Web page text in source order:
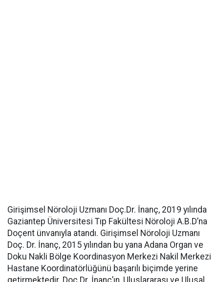
Girişimsel Nöroloji Uzmanı Doç.Dr. İnanç, 2019 yılında
Gaziantep Üniversitesi Tıp Fakültesi Nöroloji A.B.D’na
Doçent ünvanıyla atandı. Girişimsel Nöroloji Uzmanı
Doç. Dr. İnanç, 2015 yılından bu yana Adana Organ ve
Doku Nakli Bölge Koordinasyon Merkezi Nakil Merkezi
Hastane Koordinatörlüğünü başarılı biçimde yerine
getirmektedir. Doç Dr. İnanç’ın, Uluslararası ve Ulusal